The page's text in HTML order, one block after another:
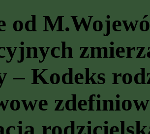
od
– Kodeks